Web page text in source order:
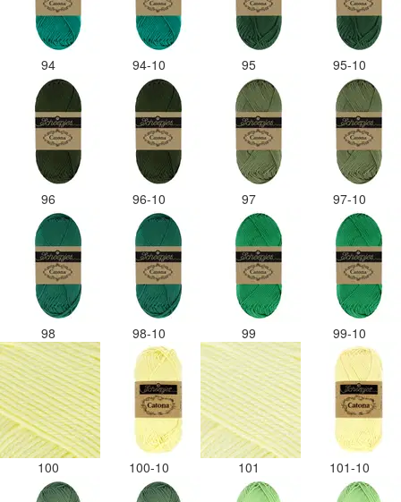
94 94-10 95 95-10
96 96-10 97 97-10
98 98-10 99 99-10
100 100-10 101 101-10